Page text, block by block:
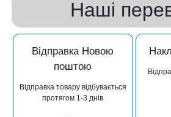
Наші
Відправка Новою
поштою
Відправка товару відбувається
протягом 1-3 днів